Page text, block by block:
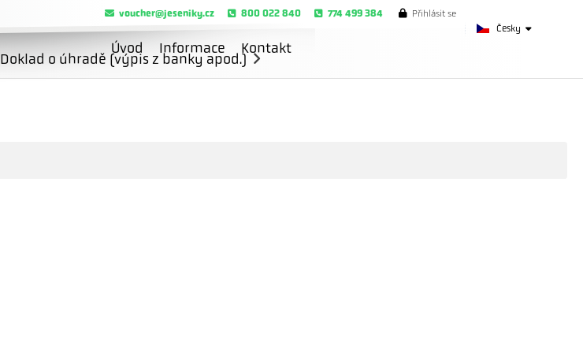
Česky
voucher@jeseniky.cz 800 022 840 774 499 384 Přihlásit se
Úvod Informace Kontakt
Doklad o úhradě (výpis z banky apod.)